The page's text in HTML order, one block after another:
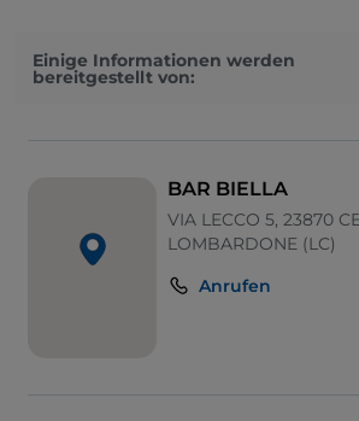
Einige Informationen werden
bereitgestellt von:
BAR BIELLA
VIA LECCO 5, 23870
LOMBARDONE (LC)
Anrufen